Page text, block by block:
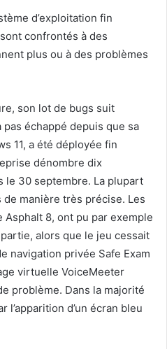
d’exploitation fin
confrontés à des
plus ou à des problèmes
son lot de bugs suit
pas échappé depuis que sa
11, a été déployée fin
dénombre dix
le 30 septembre. La plupart
manière très précise. Les
8, ont pu par exemple
alors que le jeu cessait
navigation privée Safe Exam
virtuelle VoiceMeeter
problème. Dans la majorité
l’apparition d’un écran bleu